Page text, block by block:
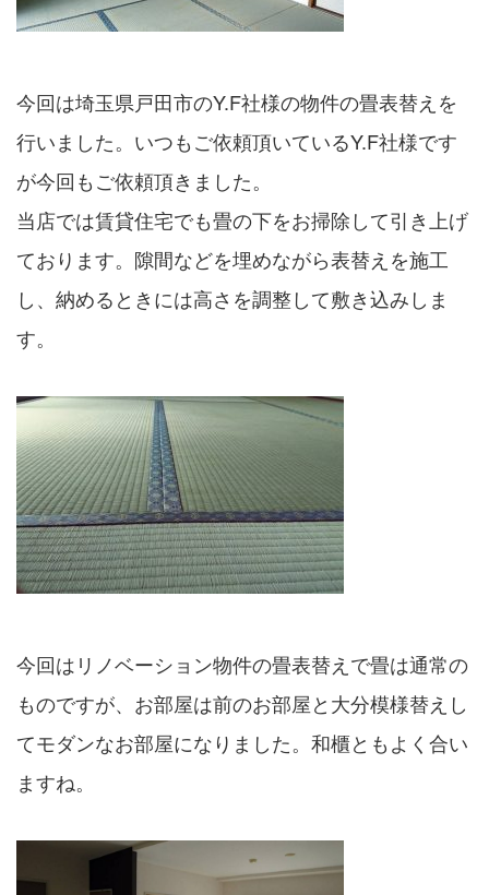
今回は埼玉県戸田市のY.F社様の物件の畳表替えを
行いました。いつもご依頼頂いているY.F社様です
が今回もご依頼頂きました。
当店では賃貸住宅でも畳の下をお掃除して引き上げ
ております。隙間などを埋めながら表替えを施工
し、納めるときには高さを調整して敷き込みしま
す。
今回はリノベーション物件の畳表替えで畳は通常の
ものですが、お部屋は前のお部屋と大分模様替えし
てモダンなお部屋になりました。和櫃ともよく合い
ますね。